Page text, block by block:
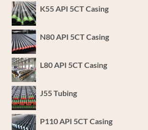
管
K55 API 5CT Casing
N80 API 5CT Casing
L80 API 5CT Casing
J55 Tubing
P110 API 5CT Casing